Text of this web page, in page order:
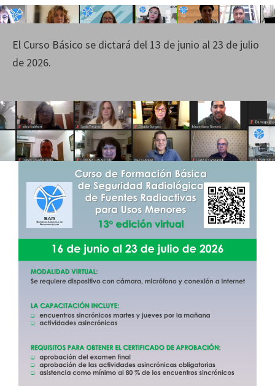
El Curso Básico se dictará del 13 de junio al 23 de julio
de 2026.